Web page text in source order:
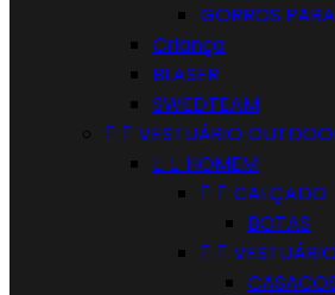
GORROS
Criança
BLASER
SWEDTEAM
  VESTUÁRIO
  HOMEM
  CALÇADO
BOTAS
  VESTUÁRIO